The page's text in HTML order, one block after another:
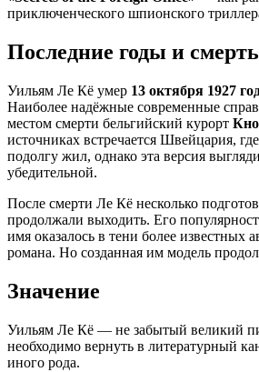
приключенческого шпионского
Последние годы и смерть
Уильям Ле Кё умер 13 октября 1927
Наиболее надёжные современные
местом смерти бельгийский курорт
источниках встречается Швейцария,
подолгу жил, однако эта версия
убедительной.
После смерти Ле Кё несколько
продолжали выходить. Его
имя оказалось в тени более известных
романа. Но созданная им модель
Значение
Уильям Ле Кё — не забытый великий
необходимо вернуть в литературный
иного рода.